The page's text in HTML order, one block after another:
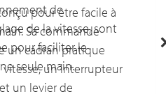
pour être facile à
Sa commande
un cadran pratique
un interrupteur
un levier de
de
de la vitesse, sont
pour faciliter le
seule main.